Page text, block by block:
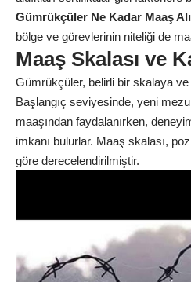
Gümrükçüler Ne Kadar Maaş
bölge ve görevlerinin niteliği de
Maaş Skalası ve
Gümrükçüler, belirli bir skalaya
Başlangıç seviyesinde, yeni
maaşından faydalanırken,
imkanı bulurlar. Maaş skalası,
göre derecelendirilmiştir.